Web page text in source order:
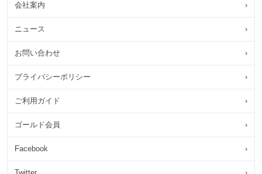
会社案内 ›
ニュース ›
お問い合わせ ›
プライバシーポリシー ›
ご利用ガイド ›
ゴールド会員 ›
Facebook ›